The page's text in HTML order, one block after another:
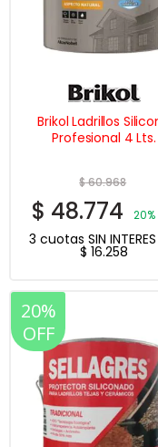
Brikol Ladrillos
Profesional 4 Lts.
$60.968
$ 48.774 20%
3 cuotas SIN
$ 16.258
20%
OFF